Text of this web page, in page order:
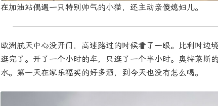
在加油站偶遇一只特别帅气的小猫，还主动亲傻媳妇儿。
欧洲航天中心没开门，高速路过的时候看了一眼。比利时边
逛完了。开了一个小时的车，只逛了一个半小时。奥特莱斯
水。第一天在家乐福买的好多酒，到今天也没有怎么喝。